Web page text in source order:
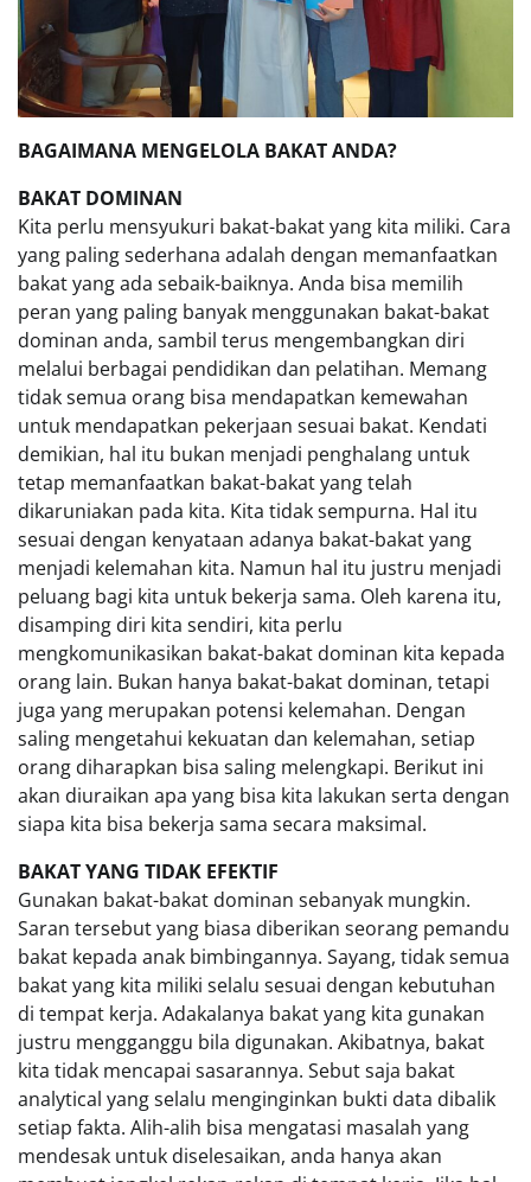
BAGAIMANA MENGELOLA BAKAT ANDA?
BAKAT DOMINAN
Kita perlu mensyukuri bakat-bakat yang kita miliki. Cara
yang paling sederhana adalah dengan memanfaatkan
bakat yang ada sebaik-baiknya. Anda bisa memilih
peran yang paling banyak menggunakan bakat-bakat
dominan anda, sambil terus mengembangkan diri
melalui berbagai pendidikan dan pelatihan. Memang
tidak semua orang bisa mendapatkan kemewahan
untuk mendapatkan pekerjaan sesuai bakat. Kendati
demikian, hal itu bukan menjadi penghalang untuk
tetap memanfaatkan bakat-bakat yang telah
dikaruniakan pada kita. Kita tidak sempurna. Hal itu
sesuai dengan kenyataan adanya bakat-bakat yang
menjadi kelemahan kita. Namun hal itu justru menjadi
peluang bagi kita untuk bekerja sama. Oleh karena itu,
disamping diri kita sendiri, kita perlu
mengkomunikasikan bakat-bakat dominan kita kepada
orang lain. Bukan hanya bakat-bakat dominan, tetapi
juga yang merupakan potensi kelemahan. Dengan
saling mengetahui kekuatan dan kelemahan, setiap
orang diharapkan bisa saling melengkapi. Berikut ini
akan diuraikan apa yang bisa kita lakukan serta dengan
siapa kita bisa bekerja sama secara maksimal.
BAKAT YANG TIDAK EFEKTIF
Gunakan bakat-bakat dominan sebanyak mungkin.
Saran tersebut yang biasa diberikan seorang pemandu
bakat kepada anak bimbingannya. Sayang, tidak semua
bakat yang kita miliki selalu sesuai dengan kebutuhan
di tempat kerja. Adakalanya bakat yang kita gunakan
justru mengganggu bila digunakan. Akibatnya, bakat
kita tidak mencapai sasarannya. Sebut saja bakat
analytical yang selalu menginginkan bukti data dibalik
setiap fakta. Alih-alih bisa mengatasi masalah yang
mendesak untuk diselesaikan, anda hanya akan